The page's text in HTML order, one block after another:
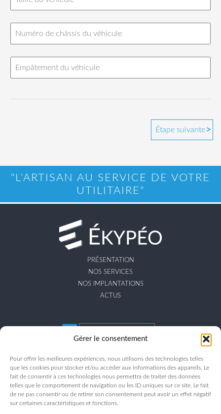
Gérer le consentement
Pour offrir les meilleures expériences, nous utilisons des technologies telles
que les cookies pour stocker et/ou accéder aux informations des appareils. Le
fait de consentir à ces technologies nous permettra de traiter des données
telles que le comportement de navigation ou les ID uniques sur ce site. Le fait
de ne pas consentir ou de retirer son consentement peut avoir un effet négatif
sur certaines caractéristiques et fonctions.
"L'ARTISAN AU SERVICE DE VOTRE
UTILITAIRE"
PRÉSENTATION
NOS SERVICES
NOS IMPLANTATIONS
ACTUS
VOTRE VÉHICULE
DEVENIR CENTRE
AFFILIÉ ÉKYPÉO
ENVOYEZ VOTRE